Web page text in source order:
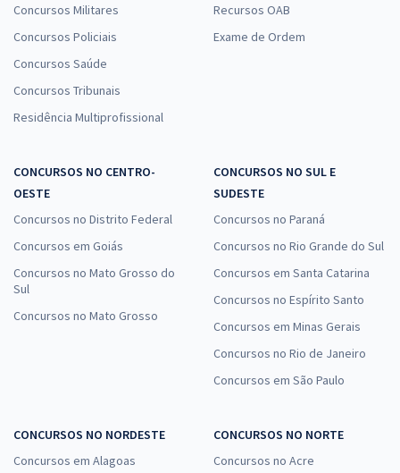
Concursos Militares
Concursos Policiais
Concursos Saúde
Concursos Tribunais
Residência Multiprofissional
Recursos OAB
Exame de Ordem
CONCURSOS NO CENTRO-
OESTE
Concursos no Distrito Federal
Concursos em Goiás
Concursos no Mato Grosso do
Sul
Concursos no Mato Grosso
CONCURSOS NO SUL E
SUDESTE
Concursos no Paraná
Concursos no Rio Grande do Sul
Concursos em Santa Catarina
Concursos no Espírito Santo
Concursos em Minas Gerais
Concursos no Rio de Janeiro
Concursos em São Paulo
CONCURSOS NO NORDESTE
Concursos em Alagoas
CONCURSOS NO NORTE
Concursos no Acre